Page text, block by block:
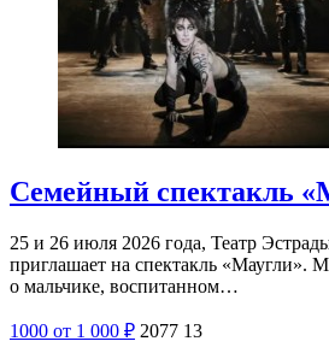
Семейный спектакль
25 и 26 июля 2026 года, Театр
приглашает на спектакль «Маугли».
о мальчике, воспитанном…
1000 от 1 000 ₽ 2077 13